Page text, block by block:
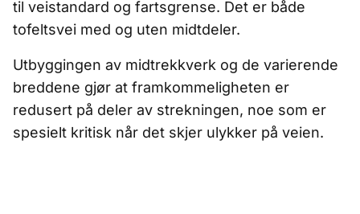
til veistandard og fartsgrense. Det er både
tofeltsvei med og uten midtdeler.
Utbyggingen av midtrekkverk og de varierende
breddene gjør at framkommeligheten er
redusert på deler av strekningen, noe som er
spesielt kritisk når det skjer ulykker på veien.